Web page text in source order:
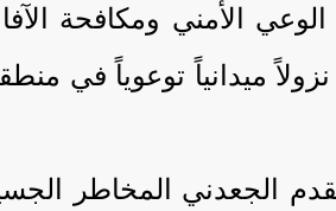
الوعي الأمني ومكافحة
ميدانياً توعوياً في
الجعدني المخاطر